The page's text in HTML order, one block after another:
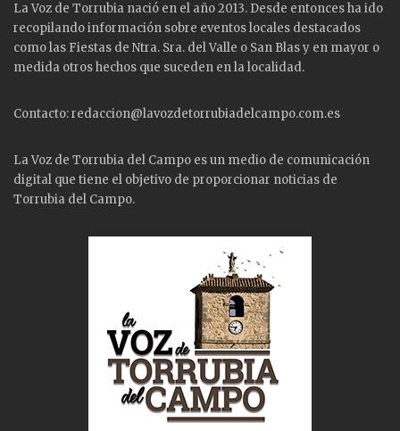
La Voz de Torrubia nació en el año 2013. Desde entonces ha ido
recopilando información sobre eventos locales destacados
como las Fiestas de Ntra. Sra. del Valle o San Blas y en mayor o
medida otros hechos que suceden en la localidad.
Contacto: redaccion@lavozdetorrubiadelcampo.com.es
La Voz de Torrubia del Campo es un medio de comunicación
digital que tiene el objetivo de proporcionar noticias de
Torrubia del Campo.